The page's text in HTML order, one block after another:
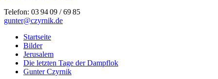
Telefon: 03 94 09 / 69 85
gunter@czyrnik.de
Close
Menu
Startseite
Bilder
Jerusalem
Die letzten Tage der Dampflok
Gunter Czyrnik